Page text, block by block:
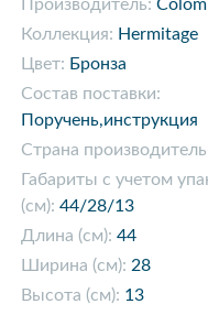
Производитель:
Коллекция: Hermitage
Цвет: Бронза
Состав поставки:
Поручень,инструкция
Страна
Габариты с учетом
(см): 44/28/13
Длина (см): 44
Ширина (см): 28
Высота (см): 13